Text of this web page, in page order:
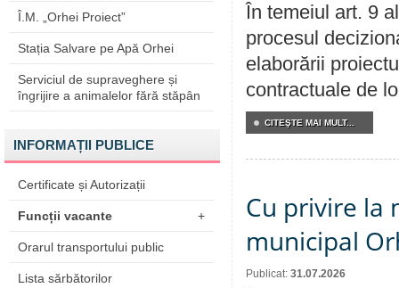
Î.M. „Orhei Proiect”
Stația Salvare pe Apă Orhei
Serviciul de supraveghere și
îngrijire a animalelor fără stăpân
INFORMAȚII PUBLICE
Certificate și Autorizații
Funcții vacante +
Orarul transportului public
Lista sărbătorilor
În temeiul art. 9
procesul
elaborării
contractuale de
CITEŞTE MAI MULT...
Cu privire la
municipal
Publicat: 31.07.2026